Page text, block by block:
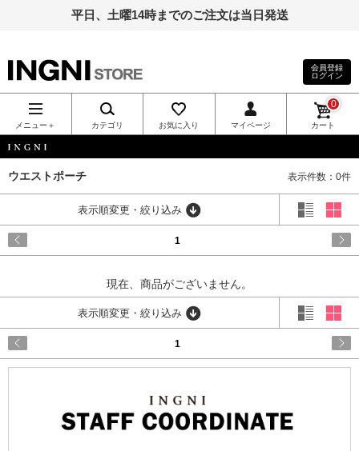
平日、土曜14時までのご注文は当日発送
INGNI（イン
グ）公式通
販｜INGNI
STORE
会員登録
ログイン
メニュー＋ カテゴリ お気に入り マイページ カート
0
ウエストポーチ 表示件数：0件
表示順変更・絞り込み
1
現在、商品がございません。
表示順変更・絞り込み
1